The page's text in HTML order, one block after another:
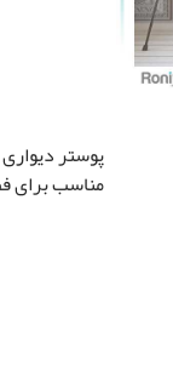
پوستر
مناسب